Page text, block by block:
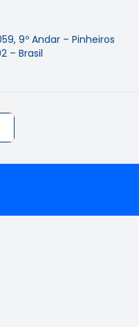
9º Andar – Pinheiros
– Brasil